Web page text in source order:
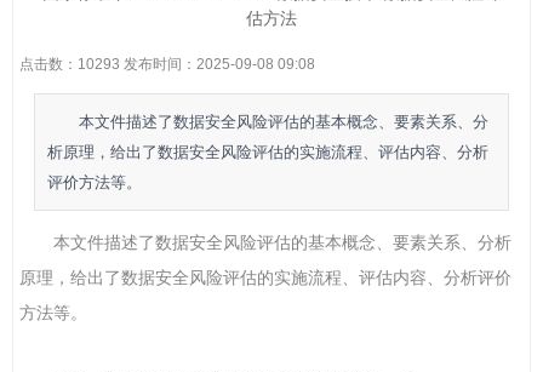
估方法
点击数：10293 发布时间：2025-09-08 09:08
本文件描述了数据安全风险评估的基本概念、要素关系、分
析原理，给出了数据安全风险评估的实施流程、评估内容、分析
评价方法等。
本文件描述了数据安全风险评估的基本概念、要素关系、分析
原理，给出了数据安全风险评估的实施流程、评估内容、分析评价
方法等。